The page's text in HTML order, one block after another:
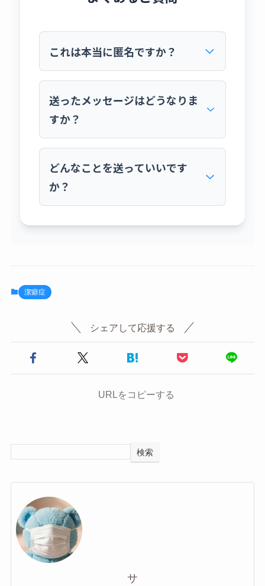
これは本当に匿名ですか？
はい、完全に匿名です。マシュマロという外
部サービスを利用しており、私にはIPアドレ
スなど、あなたを特定できる情報は一切伝わ
りません。安心してご利用ください。
送ったメッセージはどうなりま
すか？
いただいたメッセージは、すべて私が大切に
読ませていただきます。内容によっては、個
人が特定されない形で、ブログ記事のテーマ
として取り上げさせていただいたり、お答え
束できませんが、ご了承ください。
どんなことを送っていいです
か？
判断した言葉や、攻撃的なメッセージは私に
潔癖症
シェアして応援する
URLをコピーする
検索
サ